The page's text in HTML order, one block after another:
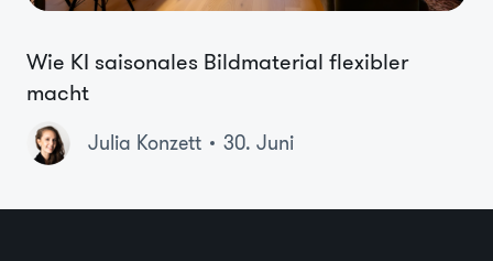
Wie KI saisonales Bildmaterial flexibler
macht
Julia Konzett 30. Juni